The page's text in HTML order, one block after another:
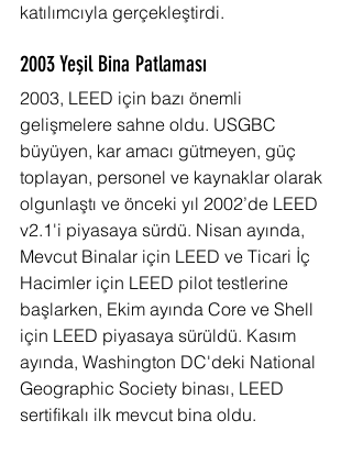
katılımcıyla gerçekleştirdi.
2003 Yeşil Bina Patlaması
2003, LEED için bazı önemli
gelişmelere sahne oldu. USGBC
büyüyen, kar amacı gütmeyen, güç
toplayan, personel ve kaynaklar olarak
olgunlaştı ve önceki yıl 2002’de LEED
v2.1'i piyasaya sürdü. Nisan ayında,
Mevcut Binalar için LEED ve Ticari İç
Hacimler için LEED pilot testlerine
başlarken, Ekim ayında Core ve Shell
için LEED piyasaya sürüldü. Kasım
ayında, Washington DC'deki National
Geographic Society binası, LEED
sertifikalı ilk mevcut bina oldu.